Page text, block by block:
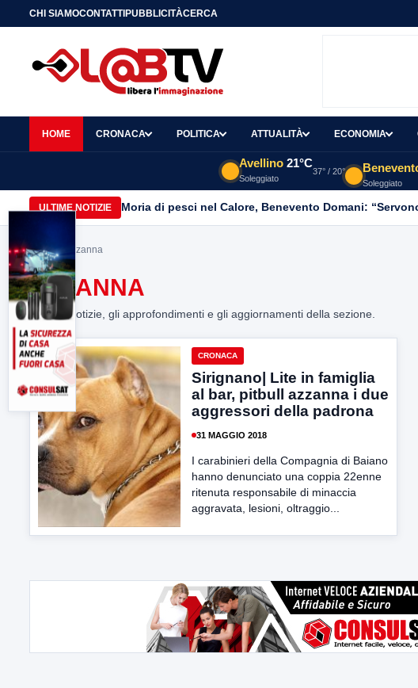
CHI SIAMOCONTATTIPUBBLICITÀCERCA
HOME CRONACA POLITICA ATTUALITÀ ECONOMIA
Avellino 21°C
Soleggiato
37° / 20°
Soleggiato
ULTIME NOTIZIE Moria di pesci nel Calore, Benevento Domani:
Home> azzanna
AZZANNA
Tutte le notizie, gli approfondimenti e gli aggiornamenti della sezione.
CRONACA
Sirignano| Lite in famiglia
al bar, pitbull azzanna i due
aggressori della padrona
31 MAGGIO 2018
I carabinieri della Compagnia di Baiano
hanno denunciato una coppia 22enne
ritenuta responsabile di minaccia
aggravata, lesioni, oltraggio...